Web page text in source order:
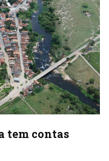
tem contas